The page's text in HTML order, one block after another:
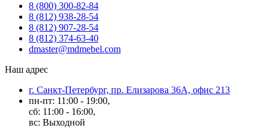
8 (800) 300-82-84
8 (812) 938-28-54
8 (812) 907-28-54
8 (812) 374-63-40
dmaster@mdmebel.com
Наш адрес
г. Санкт-Петербург, пр. Елизарова 36А, офис 213
пн-пт: 11:00 - 19:00,
сб: 11:00 - 16:00,
вс: Выходной